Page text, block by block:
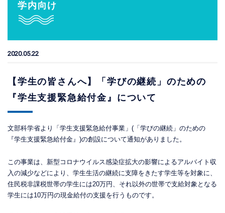
学内向け
2020.05.22
【学生の皆さんへ】「学びの継続」のための
『学生支援緊急給付金』について
文部科学省より「学生支援緊急給付事業」(「学びの継続」のための
『学生支援緊急給付金』)の創設について通知がありました。
この事業は、新型コロナウイルス感染症拡大の影響によるアルバイト収
入の減少などにより、学生生活の継続に支障をきたす学生等を対象に、
住民税非課税世帯の学生には20万円、それ以外の世帯で支給対象となる
学生には10万円の現金給付の支援を行うものです。